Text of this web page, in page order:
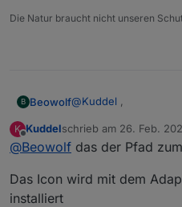
Die Natur braucht nicht unseren
B Beowolf@Kuddel ,
Das ist mein erstes
importiere.
Heizung" gehe,
K
Offline
Kuddelschrieb am 26. Feb.
zuletzt editiert von
@Beowolf das der Pfad
Das Icon wird mit dem
installiert